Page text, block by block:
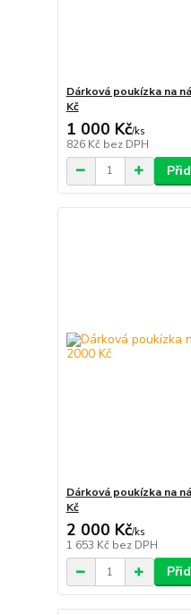
Dárková poukízka na
Kč
1 000 Kč/ks
826 Kč bez DPH
Dárková poukízka na
Kč
2 000 Kč/ks
1 653 Kč bez DPH